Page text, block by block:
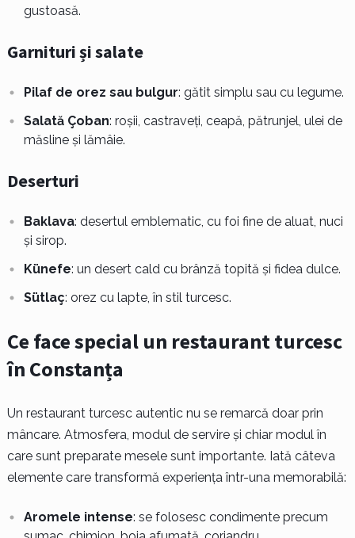
gustoasă.
Garnituri și salate
Pilaf de orez sau bulgur: gătit simplu sau cu legume.
Salată Çoban: roșii, castraveți, ceapă, pătrunjel, ulei de
măsline și lămâie.
Deserturi
Baklava: desertul emblematic, cu foi fine de aluat, nuci
și sirop.
Künefe: un desert cald cu brânză topită și fidea dulce.
Sütlaç: orez cu lapte, în stil turcesc.
Ce face special un restaurant turcesc
în Constanța
Un restaurant turcesc autentic nu se remarcă doar prin
mâncare. Atmosfera, modul de servire și chiar modul în
care sunt preparate mesele sunt importante. Iată câteva
elemente care transformă experiența într-una memorabilă:
Aromele intense: se folosesc condimente precum